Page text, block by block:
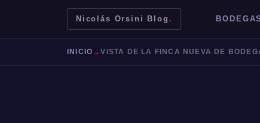
Nicolás Orsini Blog . BODEGAS
INICIO →